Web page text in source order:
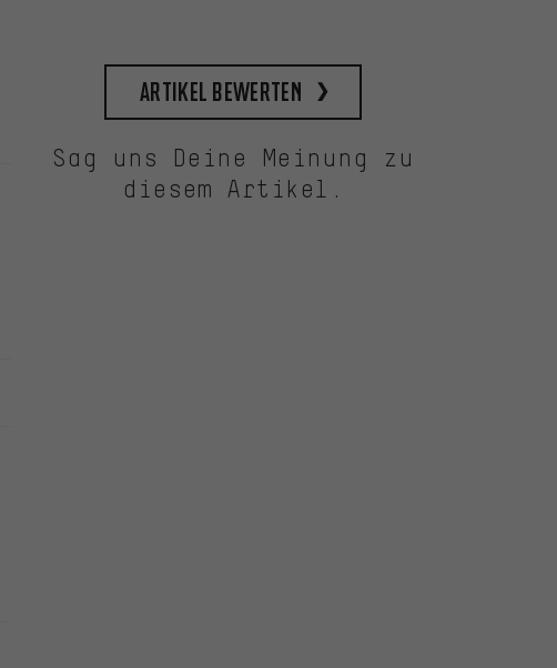
Artikel bewerten
Sag uns Deine Meinung zu
diesem Artikel.